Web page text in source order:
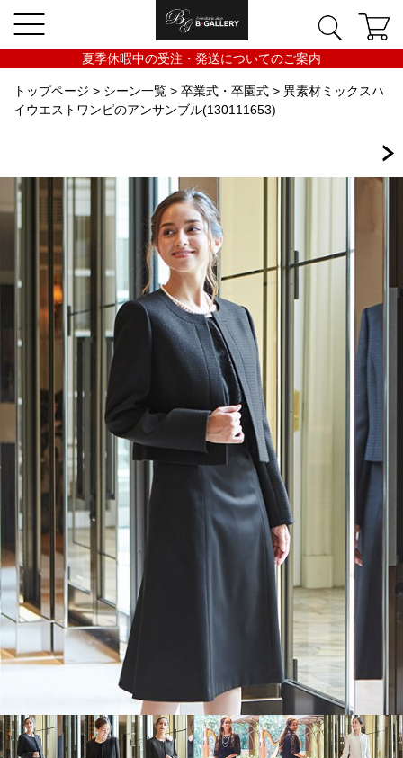
夏季休暇中の受注・発送についてのご案内
トップページ > シーン一覧 > 卒業式・卒園式 > 異素材ミックスハ
イウエストワンピのアンサンブル(130111653)